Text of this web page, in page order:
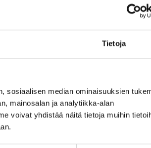
Tietoja
sosiaalisen median ominaisuuksien
mainosalan ja analytiikka-alan
voivat yhdistää näitä tietoja muihin
3.9.2018 — 13:47
parantaa/ajantasaistaa
12.11. – 16.11. 2018.